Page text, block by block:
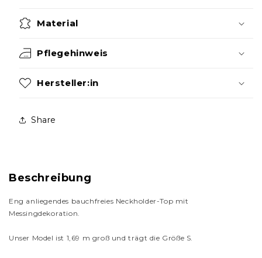
Material
Pflegehinweis
Hersteller:in
Share
Beschreibung
Eng anliegendes bauchfreies Neckholder-Top mit
Messingdekoration.
Unser Model ist 1,69 m groß und trägt die Größe S.